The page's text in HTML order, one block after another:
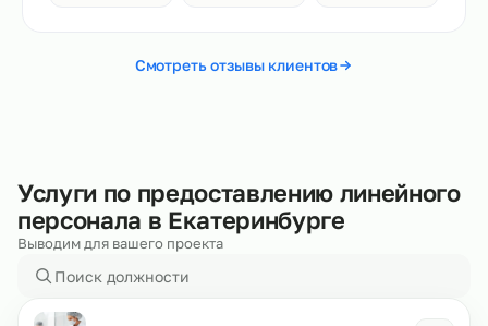
Смотреть отзывы клиентов
Услуги по предоставлению линейного
персонала в Екатеринбурге
Выводим для вашего проекта